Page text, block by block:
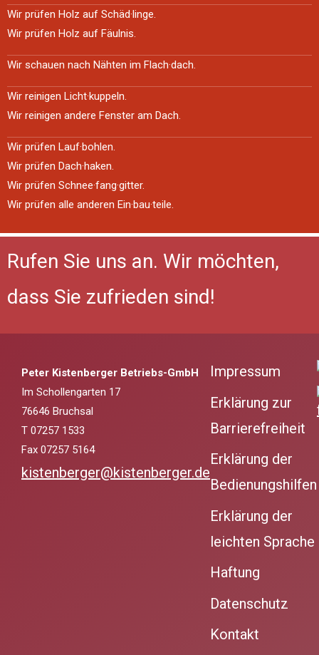
Wir prüfen Holz auf Schäd·linge.
Wir prüfen Holz auf Fäulnis.
Wir schauen nach Nähten im Flach·dach.
Wir reinigen Licht·kuppeln.
Wir reinigen andere Fenster am Dach.
Wir prüfen Lauf·bohlen.
Wir prüfen Dach·haken.
Wir prüfen Schnee·fang·gitter.
Wir prüfen alle anderen Ein·bau·teile.
Rufen Sie uns an. Wir möchten,
dass Sie zufrieden sind!
Peter Kistenberger Betriebs-GmbH
Im Schollengarten 17
76646 Bruchsal
T 07257 1533
Fax 07257 5164
kistenberger@kistenberger.de
Impressum
Erklärung zur
Barrierefreiheit
Erklärung der
Bedienungshilfen
Erklärung der
leichten Sprache
Haftung
Datenschutz
Kontakt